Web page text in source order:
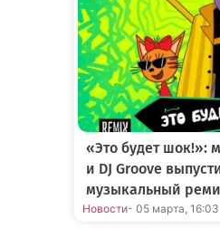
«Это будет шок!»:
и DJ Groove
музыкальный
Новости- 05 марта, 16:03